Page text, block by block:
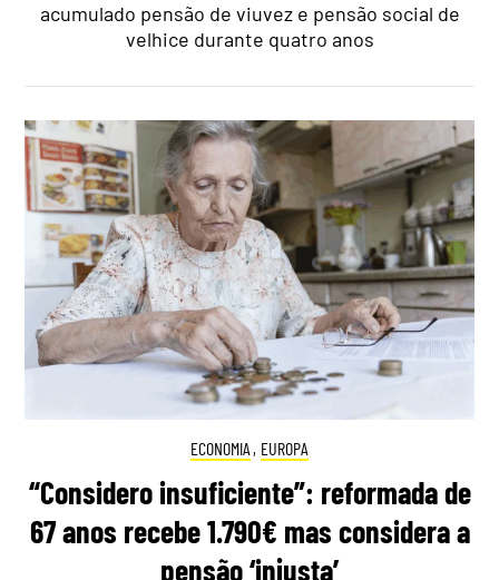
acumulado pensão de viuvez e pensão social de
velhice durante quatro anos
ECONOMIA , EUROPA
“Considero insuficiente”: reformada de
67 anos recebe 1.790€ mas considera a
pensão ‘injusta’